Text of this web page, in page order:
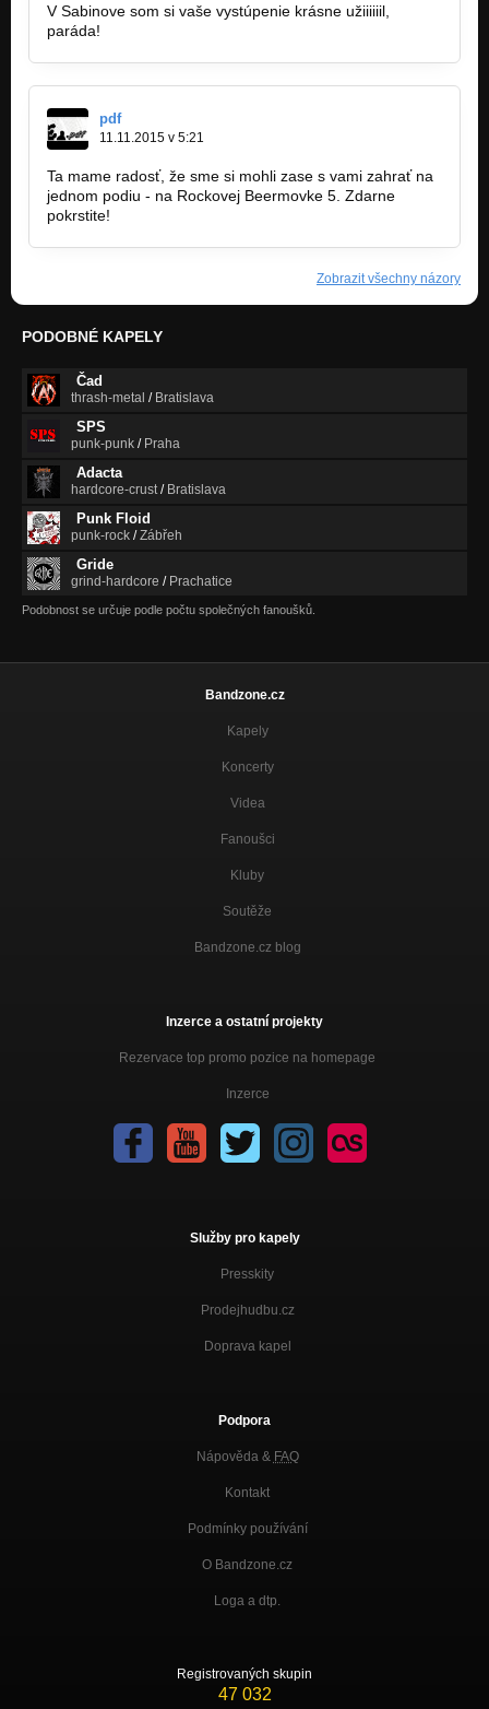
V Sabinove som si vaše vystúpenie krásne užiiiiiil,
paráda!
pdf
11.11.2015 v 5:21
Ta mame radosť, že sme si mohli zase s vami zahrať na
jednom podiu - na Rockovej Beermovke 5. Zdarne
pokrstite!
Zobrazit všechny názory
PODOBNÉ KAPELY
Čad
thrash-metal / Bratislava
SPS
punk-punk / Praha
Adacta
hardcore-crust/ Bratislava
Punk Floid
punk-rock /Zábřeh
Gride
grind-hardcore / Prachatice
Podobnost se určuje podle počtu společných fanoušků.
Bandzone.cz
Kapely
Koncerty
Videa
Fanoušci
Kluby
Soutěže
Bandzone.cz blog
Inzerce a ostatní projekty
Rezervace top promo pozice na homepage
Inzerce
Služby pro kapely
Presskity
Prodejhudbu.cz
Doprava kapel
Podpora
Nápověda & FAQ
Kontakt
Podmínky používání
O Bandzone.cz
Loga a dtp.
Registrovaných skupin
47 032